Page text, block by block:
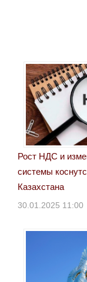
Рост НДС и
системы
Казахстана
30.01.2025 11:00